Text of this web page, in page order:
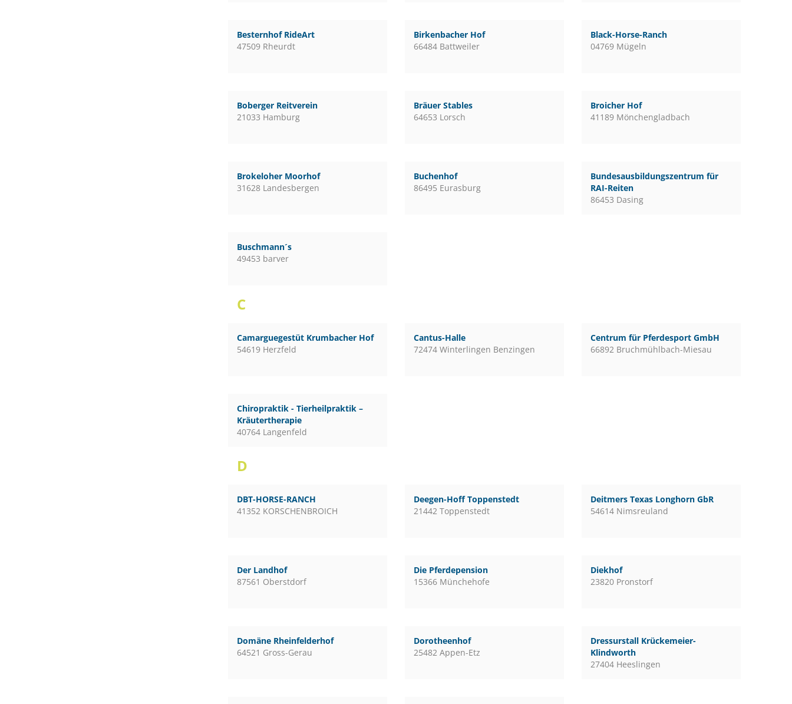
Besternhof RideArt
47509 Rheurdt
Birkenbacher Hof
66484 Battweiler
Black-Horse-Ranch
04769 Mügeln
Boberger Reitverein
21033 Hamburg
Bräuer Stables
64653 Lorsch
Broicher Hof
41189 Mönchengladbach
Brokeloher Moorhof
31628 Landesbergen
Buchenhof
86495 Eurasburg
Bundesausbildungszentrum für
RAI-Reiten
86453 Dasing
Buschmann´s
49453 barver
C
Camarguegestüt Krumbacher Hof
54619 Herzfeld
Cantus-Halle
72474 Winterlingen Benzingen
Centrum für Pferdesport GmbH
66892 Bruchmühlbach-Miesau
Chiropraktik - Tierheilpraktik –
Kräutertherapie
40764 Langenfeld
D
DBT-HORSE-RANCH
41352 KORSCHENBROICH
Deegen-Hoff Toppenstedt
21442 Toppenstedt
Deitmers Texas Longhorn GbR
54614 Nimsreuland
Der Landhof
87561 Oberstdorf
Die Pferdepension
15366 Münchehofe
Diekhof
23820 Pronstorf
Domäne Rheinfelderhof
64521 Gross-Gerau
Dorotheenhof
25482 Appen-Etz
Dressurstall Krückemeier-
Klindworth
27404 Heeslingen